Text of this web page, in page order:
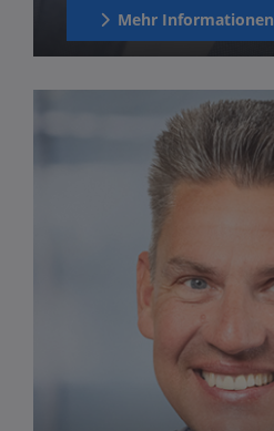
Mehr Informationen